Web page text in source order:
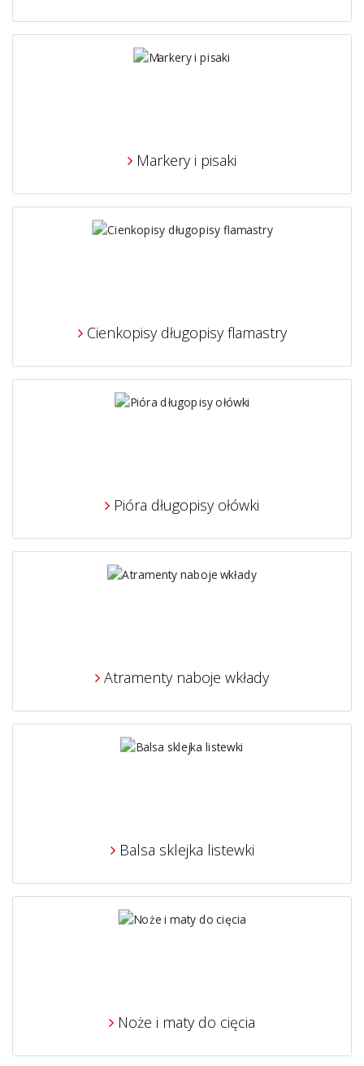
Markery i pisaki
Cienkopisy długopisy flamastry
Pióra długopisy ołówki
Atramenty naboje wkłady
Balsa sklejka listewki
Noże i maty do cięcia